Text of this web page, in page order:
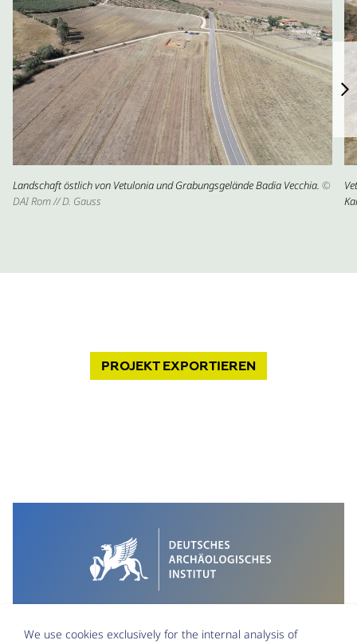
Landschaft östlich von Vetulonia und Grabungsgelände Badia Vecchia. ©
DAI Rom // D. Gauss
PROJEKTEXPORTIEREN
We use cookies exclusively for the internal analysis of